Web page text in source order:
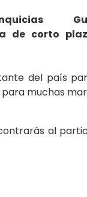
de corto
del país
muchas
al